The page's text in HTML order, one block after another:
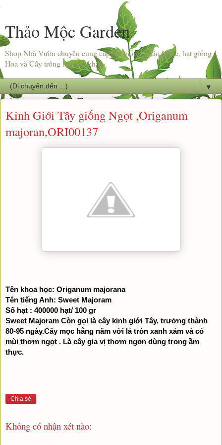
Thảo Mộc Garden
Shop Nhà Vườn chuyên cung cấp hạt giống Thảo Dược, hạt giống
Hoa và Cây trồng từ nhập khẩu.
▼
Kinh Giới Tây giống Ngọt ,Origanum
majoran,ORI00137
Tên khoa học: Origanum majorana
Tên tiếng Anh: Sweet Majoram
Số hạt : 400000 hạt/ 100 gr
Sweet Majoram Còn gọi là cây kinh giới Tây, trưởng thành
80-95 ngày.Cây mọc hằng năm với lá tròn xanh xám và có
mùi thơm ngọt . Là cây gia vị thơm ngon dùng trong ầm
thực.
Chia sẻ
Không có nhận xét nào: